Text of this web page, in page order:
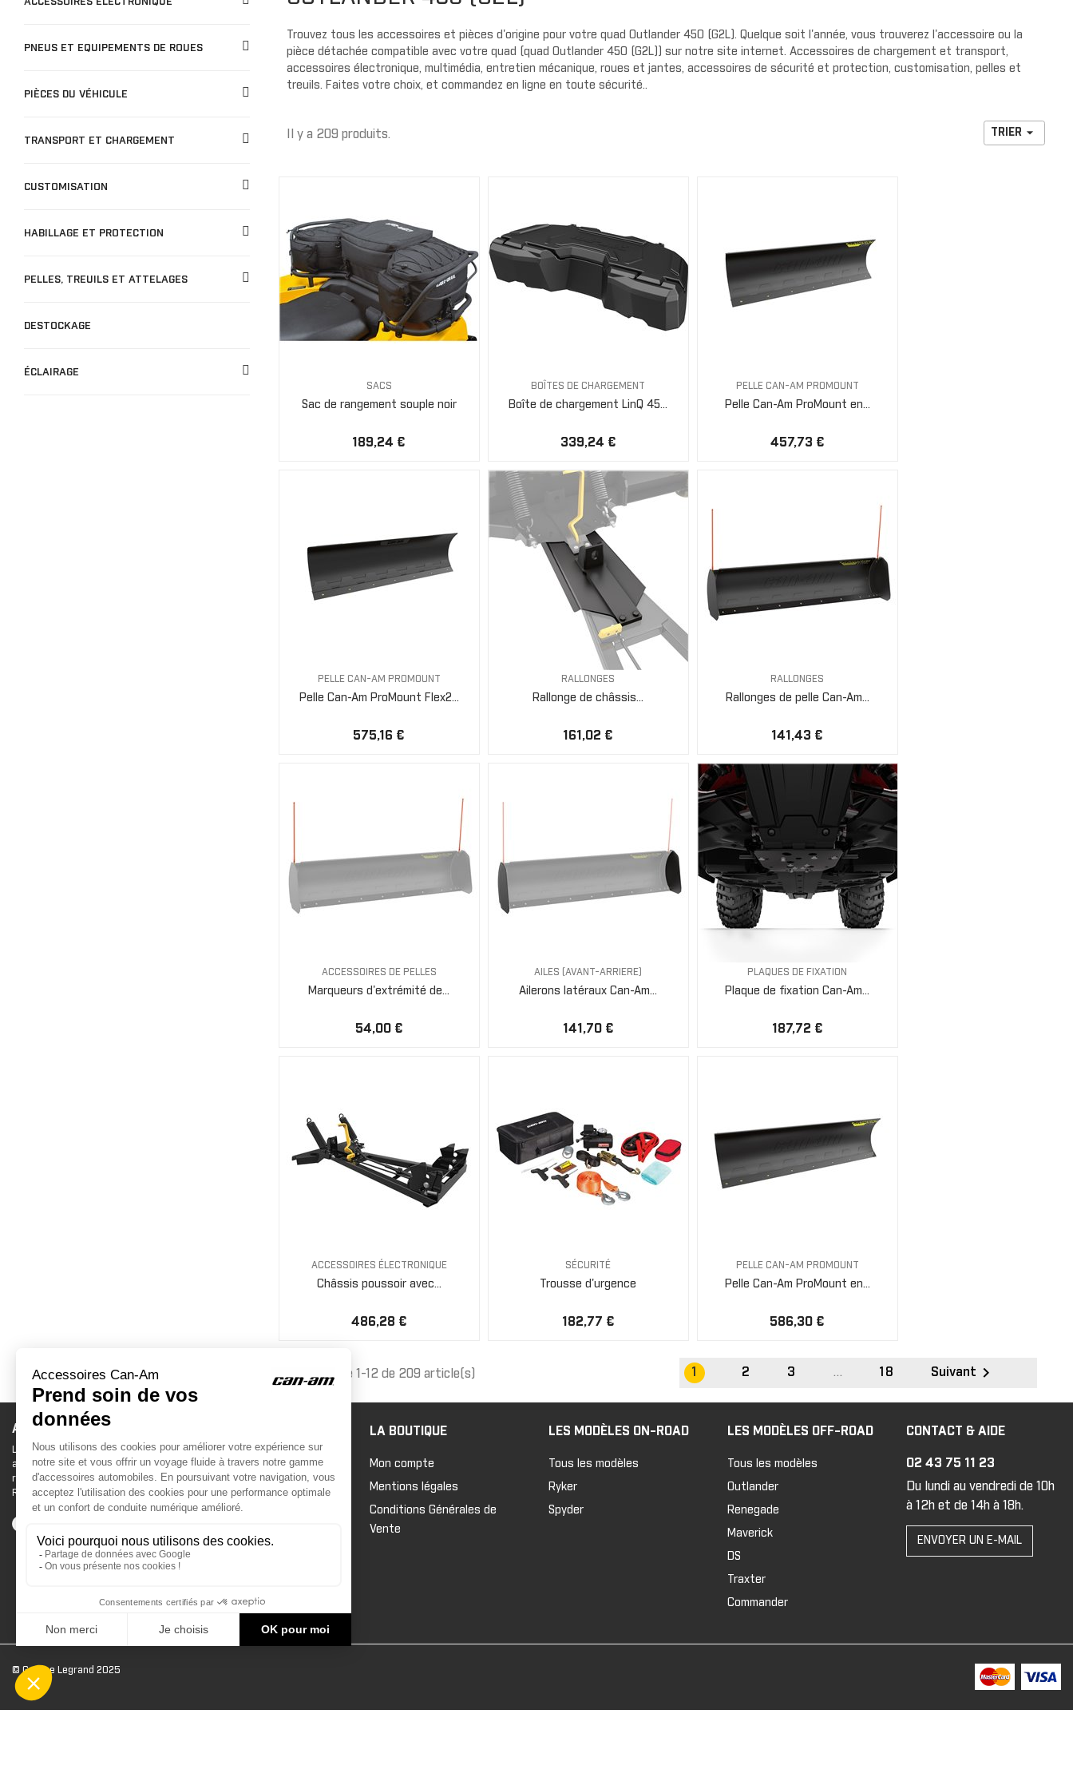
COMMANDER
MAVERICK
OUTLANDER
TRAXTER
DS
Bâches de remisage
Bâches de remorquage
Bâches de voyage
Doublure de toit
Toits Escamotable
Toits en Aluminium
Toits Souple
Toit Maillé
AILES
Extension d'ailes
Ailes
Panneaux de portes
Portes sport
Enjoliveur de porte
Plaques de protection
Exo protecteurs
Pare-chocs avant
Pare-chocs arrière
HABILLAGE ET PROTECTION
Gants Gants
cou
JUNIOR
Cagoule/tour de cou
PNEUS ET EQUIPEMENTS DE ROUES
PIÈCES DU VÉHICULE
TRANSPORT ET CHARGEMENT
CUSTOMISATION
HABILLAGE ET PROTECTION
PELLES, TREUILS ET ATTELAGES
DESTOCKAGE
ÉCLAIRAGE
Trouvez tous les accessoires et pièces d'origine pour votre quad Outlander 450 (G2L). Quelque soit l'année, vous trouverez l'accessoire ou la
pièce détachée compatible avec votre quad (quad Outlander 450 (G2L)) sur notre site internet. Accessoires de chargement et transport,
accessoires électronique, multimédia, entretien mécanique, roues et jantes, accessoires de sécurité et protection, customisation, pelles et
treuils. Faites votre choix, et commandez en ligne en toute sécurité..
Il y a 209 produits. TRIER 
SACS
Sac de rangement souple noir
189,24 €
BOÎTES DE CHARGEMENT
Boîte de chargement LinQ 45...
339,24 €
PELLE CAN-AM PROMOUNT
Pelle Can-Am ProMount en...
457,73 €
PELLE CAN-AM PROMOUNT
Pelle Can-Am ProMount Flex2...
575,16 €
RALLONGES
Rallonge de châssis...
161,02 €
RALLONGES
Rallonges de pelle Can-Am...
141,43 €
ACCESSOIRES DE PELLES
Marqueurs d'extrémité de...
54,00 €
AILES (AVANT-ARRIERE)
Ailerons latéraux Can-Am...
141,70 €
PLAQUES DE FIXATION
Plaque de fixation Can-Am...
187,72 €
ACCESSOIRES ÉLECTRONIQUE
Châssis poussoir avec...
486,28 €
SÉCURITÉ
Trousse d'urgence
182,77 €
PELLE CAN-AM PROMOUNT
Pelle Can-Am ProMount en...
586,30 €
Affichage 1-12 de 209 article(s) 1 2 3 … 18 Suivant 
ACCESSOIRES CAN-AM
Le site d'accessoires Can-Am vous propose des
accessoires d'origine pour équiper votre véhicule 3
roues (On Road) ou votre véhicule tout terrain (Off
Road) .
LA BOUTIQUE
Mon compte
Mentions légales
Conditions Générales de
Vente
LES MODÈLES ON-ROAD
Tous les modèles
Ryker
Spyder
LES MODÈLES OFF-ROAD
Tous les modèles
Outlander
Renegade
Maverick
DS
Traxter
Commander
CONTACT & AIDE
02 43 75 11 23
Du lundi au vendredi de 10h
à 12h et de 14h à 18h.
ENVOYER UN E-MAIL
© Groupe Legrand 2025